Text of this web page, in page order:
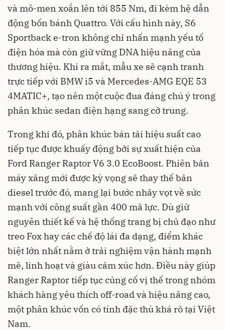
và mô-men xoắn lên tới 855 Nm, đi kèm hệ dẫn
động bốn bánh Quattro. Với cấu hình này, S6
Sportback e-tron không chỉ nhấn mạnh yếu tố
điện hóa mà còn giữ vững DNA hiệu năng của
thương hiệu. Khi ra mắt, mẫu xe sẽ cạnh tranh
trực tiếp với BMW i5 và Mercedes-AMG EQE 53
4MATIC+, tạo nên một cuộc đua đáng chú ý trong
phân khúc sedan điện hạng sang cỡ trung.
Trong khi đó, phân khúc bán tải hiệu suất cao
tiếp tục được khuấy động bởi sự xuất hiện của
Ford Ranger Raptor V6 3.0 EcoBoost. Phiên bản
máy xăng mới được kỳ vọng sẽ thay thế bản
diesel trước đó, mang lại bước nhảy vọt về sức
mạnh với công suất gần 400 mã lực. Dù giữ
nguyên thiết kế và hệ thống trang bị chủ đạo như
treo Fox hay các chế độ lái đa dạng, điểm khác
biệt lớn nhất nằm ở trải nghiệm vận hành mạnh
mẽ, linh hoạt và giàu cảm xúc hơn. Điều này giúp
Ranger Raptor tiếp tục củng cố vị thế trong nhóm
khách hàng yêu thích off-road và hiệu năng cao,
một phân khúc vốn có tính đặc thù khá rõ tại Việt
Nam.